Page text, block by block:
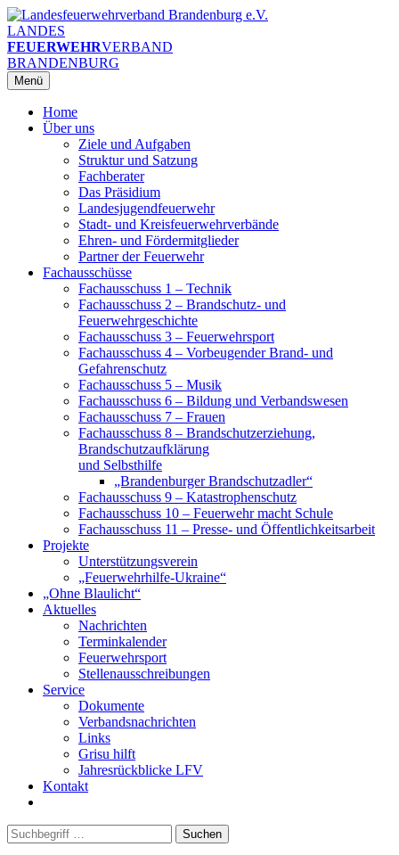
Zum
Inhalt
springen
LANDES
FEUERWEHRVERBAND
BRANDENBURG
Menü
Home
Über uns
Ziele und Aufgaben
Struktur und Satzung
Fachberater
Das Präsidium
Landesjugendfeuerwehr
Stadt- und Kreisfeuerwehrverbände
Ehren- und Fördermitglieder
Partner der Feuerwehr
Fachausschüsse
Fachausschuss 1 – Technik
Fachausschuss 2 – Brandschutz- und
Feuerwehrgeschichte
Fachausschuss 3 – Feuerwehrsport
Fachausschuss 4 – Vorbeugender Brand- und
Gefahrenschutz
Fachausschuss 5 – Musik
Fachausschuss 6 – Bildung und Verbandswesen
Fachausschuss 7 – Frauen
Fachausschuss 8 – Brandschutzerziehung,
Brandschutzaufklärung
und Selbsthilfe
„Brandenburger Brandschutzadler“
Fachausschuss 9 – Katastrophenschutz
Fachausschuss 10 – Feuerwehr macht Schule
Fachausschuss 11 – Presse- und Öffentlichkeitsarbeit
Projekte
Unterstützungsverein
„Feuerwehrhilfe-Ukraine“
„Ohne Blaulicht“
Aktuelles
Nachrichten
Terminkalender
Feuerwehrsport
Stellenausschreibungen
Service
Dokumente
Verbandsnachrichten
Links
Grisu hilft
Jahresrückblicke LFV
Kontakt
Suchen